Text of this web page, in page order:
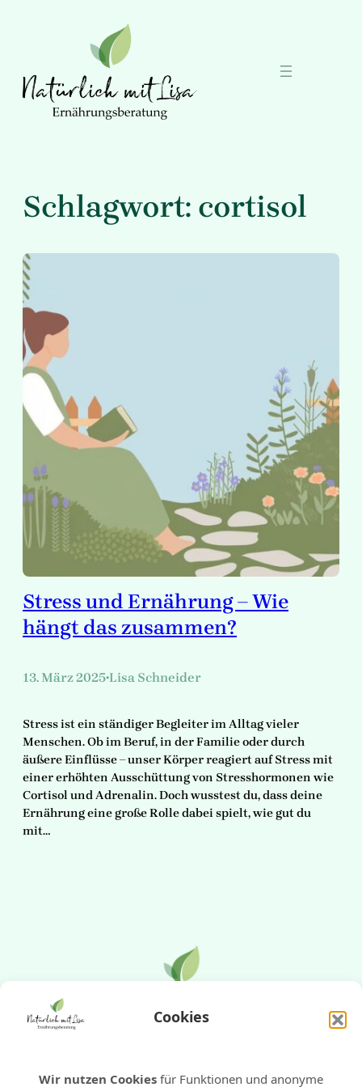
Cookies
Wir nutzen Cookies für Funktionen und anonyme
Schlagwort: cortisol
Stress und Ernährung – Wie
hängt das zusammen?
13. März 2025•Lisa Schneider
Stress ist ein ständiger Begleiter im Alltag vieler
Menschen. Ob im Beruf, in der Familie oder durch
äußere Einflüsse – unser Körper reagiert auf Stress mit
einer erhöhten Ausschüttung von Stresshormonen wie
Cortisol und Adrenalin. Doch wusstest du, dass deine
Ernährung eine große Rolle dabei spielt, wie gut du
mit…
E-Mail WhatsApp InstagramPinterest